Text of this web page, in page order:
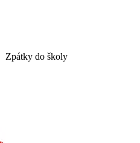
Zpátky do školy